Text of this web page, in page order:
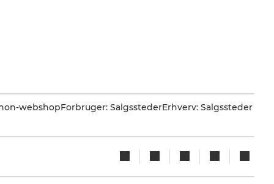
webshopForbruger: SalgsstederErhverv: Salgssteder